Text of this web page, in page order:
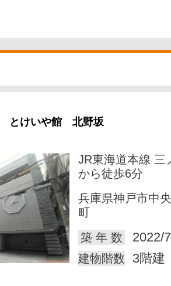
とけいや館 北野坂
JR東海道本線 三
から徒歩6分
兵庫県神戸市中
町
築 年 数
2022/
建物階数 3階建